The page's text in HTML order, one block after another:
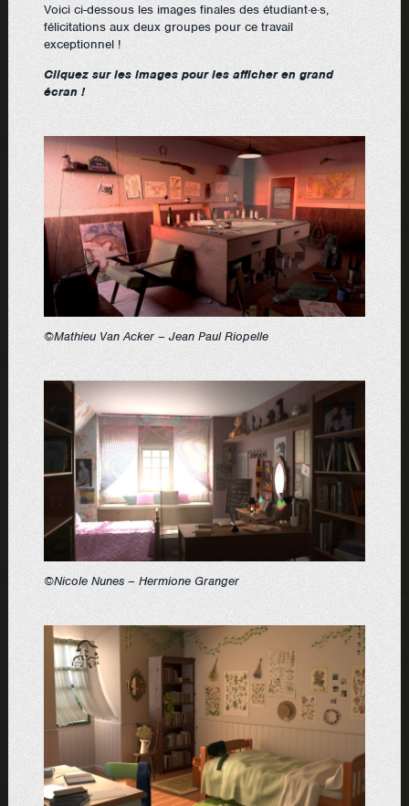
Voici ci-dessous les images finales des étudiant·e·s,
félicitations aux deux groupes pour ce travail
exceptionnel !
Cliquez sur les images pour les afficher en grand
écran !
©Mathieu Van Acker – Jean Paul Riopelle
©Nicole Nunes – Hermione Granger